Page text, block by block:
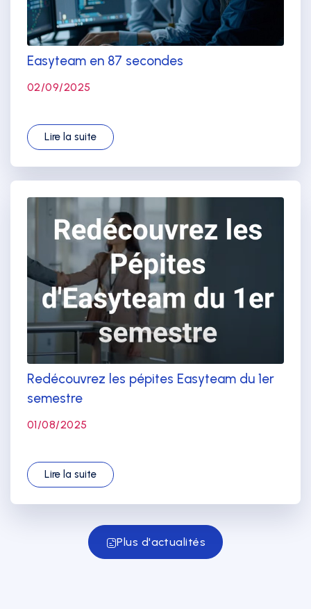
Easyteam en 87 secondes
02/09/2025
Lire la suite
Redécouvrez les pépites Easyteam du 1er
semestre
01/08/2025
Lire la suite
Plus d'actualités